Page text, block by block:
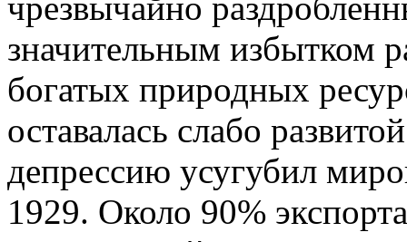
значительным избытком
богатых природных
оставалась слабо
депрессию усугубил
1929. Около 90%